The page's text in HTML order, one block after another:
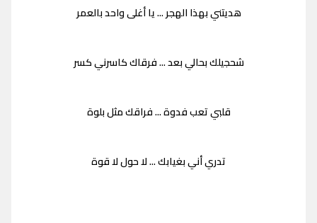
هديتني بهذا الهجر ... يا أغلى واحد بالعمر
شحجيلك بحالي بعد ... فرقاك كاسرني كسر
قلبي تعب فدوة ... فراقك مثل بلوة
تدري أني بغيابك ... لا حول لا قوة